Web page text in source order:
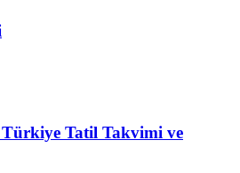
Türkiye Tatil Takvimi ve